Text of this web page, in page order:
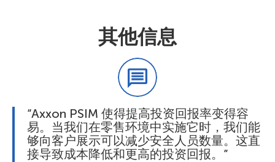
其他信息
“Axxon PSIM 使得提高投资回报率变得容
易。当我们在零售环境中实施它时，我们能
够向客户展示可以减少安全人员数量。这直
接导致成本降低和更高的投资回报。”